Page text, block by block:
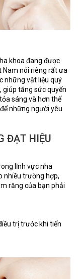
khoa đang được
Nam nói riêng rất ưa
những vật liệu quý
giúp tăng sức quyến
sáng và hơn thế
những người yêu
ĐẠT HIỆU
lĩnh vực nha
nhiều trường hợp,
răng của bạn phải
trị trước khi tiến